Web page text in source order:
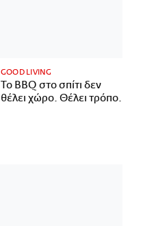
GOOD LIVING
Το BBQ στο σπίτι δεν
θέλει χώρο. Θέλει τρόπο.